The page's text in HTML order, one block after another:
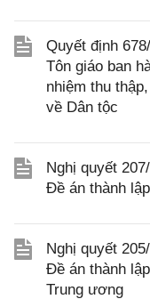
Quyết định
Tôn giáo ban
nhiệm thu
về Dân tộc
Nghị quyết
Đề án thành
Nghị quyết
Đề án thành
Trung ương